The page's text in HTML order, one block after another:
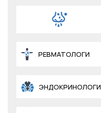
РЕВМАТОЛОГИ
ЭНДОКРИНОЛОГИ